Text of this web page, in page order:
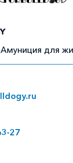
Амуниция для
27